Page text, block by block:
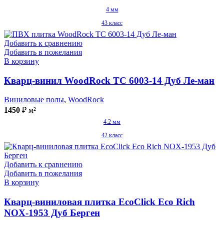
4 мм
43 класс
Добавить к сравнению
Добавить в пожелания
В корзину
Кварц-винил WoodRock TC 6003-14 Дуб Ле-ман
Виниловые полы, WoodRock
1450 ₽ м²
4.2 мм
42 класс
Добавить к сравнению
Добавить в пожелания
В корзину
Кварц-виниловая плитка EcoClick Eco Rich
NOX-1953 Дуб Берген